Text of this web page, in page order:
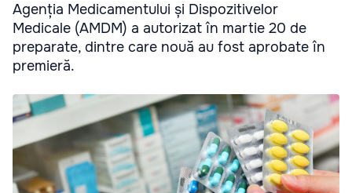
Agenția Medicamentului și Dispozitivelor
Medicale (AMDM) a autorizat în martie 20 de
preparate, dintre care nouă au fost aprobate în
premieră.